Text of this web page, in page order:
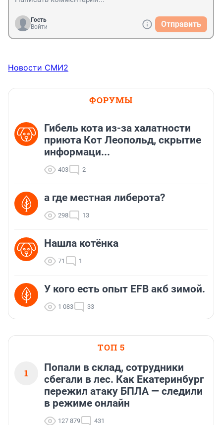
Гость
Войти
Отправить
Новости СМИ2
ФОРУМЫ
Гибель кота из-за халатности
приюта Кот Леопольд, скрытиe
информаци...
403 2
а где местная либерота?
298 13
Нашла котёнка
71 1
У кого есть опыт EFB акб зимой.
1 083 33
ТОП 5
1
Попали в склад, сотрудники
сбегали в лес. Как Екатеринбург
пережил атаку БПЛА — следили
в режиме онлайн
127 879 431